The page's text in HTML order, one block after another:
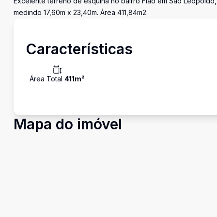
medindo 17,60m x 23,40m. Área 411,84m2.
Características
Área Total 411m²
Mapa do imóvel